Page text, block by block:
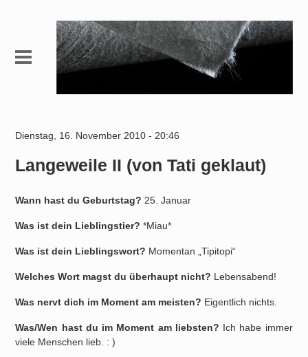
Dienstag, 16. November 2010 - 20:46
Langeweile II (von Tati geklaut)
Wann hast du Geburtstag? 25. Januar
Was ist dein Lieblingstier? *Miau*
Was ist dein Lieblingswort? Momentan „Tipitopi“
Welches Wort magst du überhaupt nicht? Lebensabend!
Was nervt dich im Moment am meisten? Eigentlich nichts.
Was/Wen hast du im Moment am liebsten? Ich habe immer
viele Menschen lieb. : )